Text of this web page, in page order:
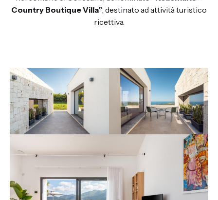
Country Boutique Villa”, destinato ad attività turistico
ricettiva.